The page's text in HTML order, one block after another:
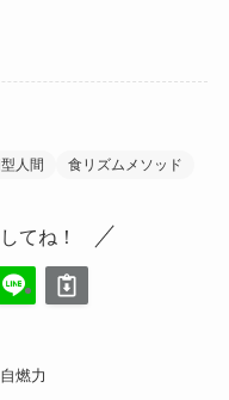
人間 食リズムメソッド
てね！
燃力